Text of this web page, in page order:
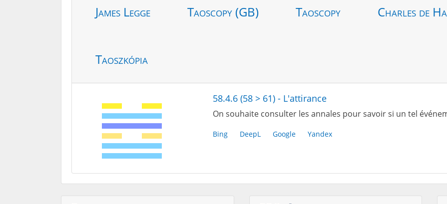
James Legge Taoscopy (GB) Taoscopy Charles de
Taoszkópia
58.4.6 (58 > 61) - L'attirance
On souhaite consulter les annales pour savoir si un tel
Bing DeepL Google Yandex